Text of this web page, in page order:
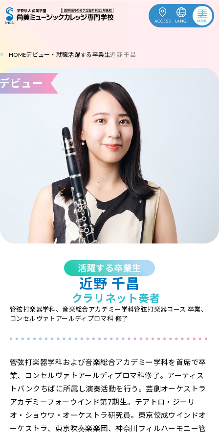
ACCESS LANG.
受験生応援
資料請求
お問合せ ACCESS
ENGLISH 中文 한국어
訪問者別
学校案内
募集学科
デビュー・就職
HOMEデビュー・就職活躍する卒業生近野 千昌
ビュー
活躍する卒業生
近野 千昌
クラリネット奏者
管弦打楽器学科、音楽総合アカデミー学科管弦打楽器コース 卒業、
コンセルヴァトアールディプロマ科 修了
管弦打楽器学科および音楽総合アカデミー学科を首席で卒
業、コンセルヴァトアールディプロマ科修了。アーティス
トバンクちばに所属し演奏活動を行う。芸劇オーケストラ
アカデミーフォーウインド第7期生。テアトロ・ジーリ
オ・ショウワ・オーケストラ研究員。東京佼成ウインドオ
ーケストラ、東京吹奏楽楽団、神奈川フィルハーモニー管